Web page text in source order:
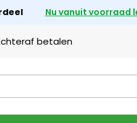
Nu vanuit voorraad
betalen